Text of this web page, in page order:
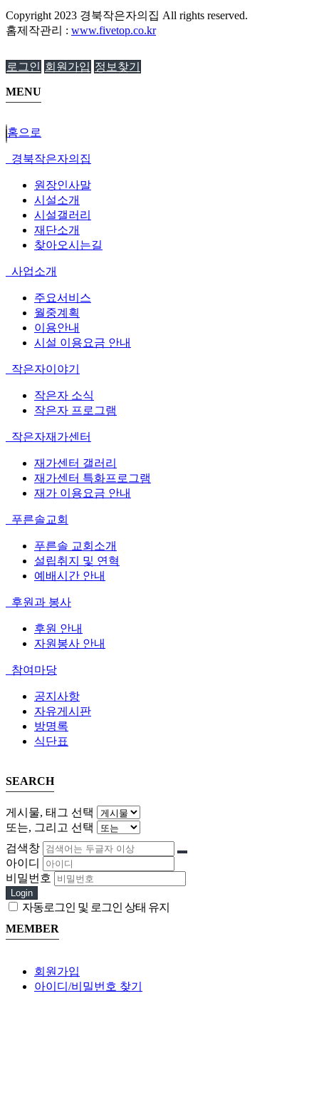
Copyright 2023 경북작은자의집 All rights reserved.
홈제작관리 : www.fivetop.co.kr
로그인 회원가입 정보찾기
MENU
홈으로
경북작은자의집
원장인사말
시설소개
시설갤러리
재단소개
찾아오시는길
사업소개
주요서비스
월중계획
이용안내
시설 이용요금 안내
작은자이야기
작은자 소식
작은자 프로그램
작은자재가센터
재가센터 갤러리
재가센터 특화프로그램
재가 이용요금 안내
푸른솔교회
푸른솔 교회소개
설립취지 및 연혁
예배시간 안내
후원과 봉사
후원 안내
자원봉사 안내
참여마당
공지사항
자유게시판
방명록
식단표
SEARCH
게시물, 태그 선택
또는, 그리고 선택
검색창
아이디
비밀번호
Login
자동로그인 및 로그인 상태 유지
MEMBER
회원가입
아이디/비밀번호 찾기